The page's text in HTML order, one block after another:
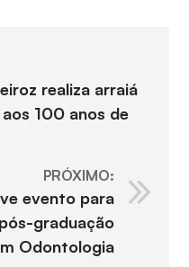
realiza arraiá
100 anos de
PRÓXIMO:
evento para
graduação
Odontologia